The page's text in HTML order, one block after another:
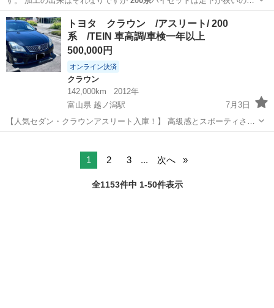
すが 加工…
栃木 那須郡 ハイゼット
トヨタ クラウン /アスリート/ 200
系 /TEIN 車高調/車検一年以上
500,000円
オンライン決済
クラウン
142,000km
2012年
富山県 越ノ潟駅
7月3日
【人気セダン・クラウンアスリート入庫！】 高級感とスポーティさを
兼ね備えた 平成24年式 トヨタ クラウン アスリートが入庫しました！
っているので、ご購入...1 2 3 ... 次へ
全1153件中 1-50件表示